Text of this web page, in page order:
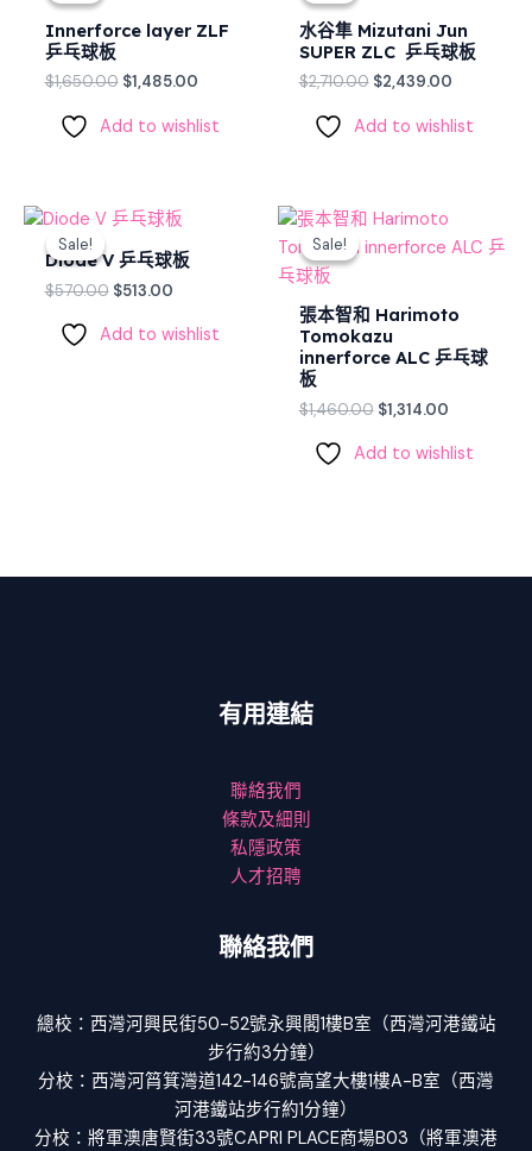
Innerforce layer ZLF
乒乓球板
$1,650.00 $1,485.00
Add to wishlist
水谷隼 Mizutani Jun
SUPER ZLC 乒乓球板
$2,710.00
$2,710.00.
$2,439.00
Add to wishlist
Sale!
Sale!
Diode V 乒乓球板
$570.00
Original
was:
$570.00.
$513.00
Current
is:
$513.00.
Add to wishlist
Sale!
Sale!
張本智和 Harimoto
Tomokazu
innerforce ALC 乒乓球
板
$1,460.00
Original
was:
$1,314.00
Current
is:
Add to wishlist
有用連結
聯絡我們
條款及細則
私隱政策
人才招聘
聯絡我們
總校：西灣河興民街50-52號永興閣1樓B室（西灣河港鐵站
步行約3分鐘）
分校：西灣河筲箕灣道142-146號高望大樓1樓A-B室（西灣
河港鐵站步行約1分鐘）
分校：將軍澳唐賢街33號CAPRI PLACE商場B03（將軍澳港